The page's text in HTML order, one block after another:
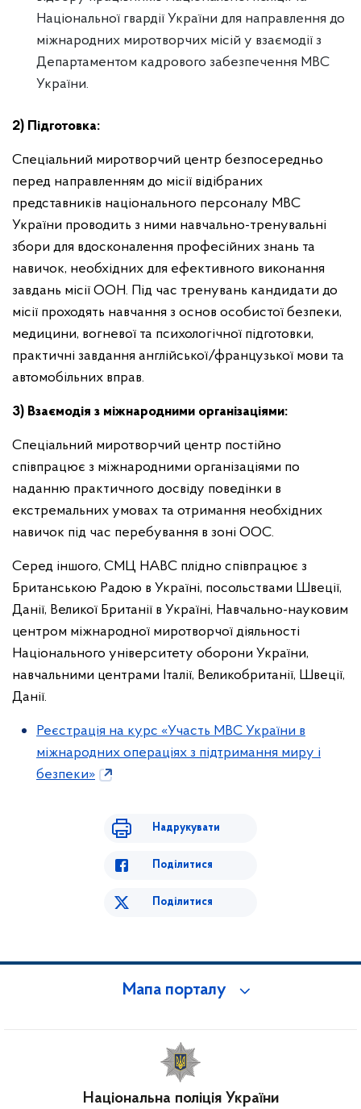
Національної гвардії України для направлення до
міжнародних миротворчих місій у взаємодії з
Департаментом кадрового забезпечення МВС
України.
2) Підготовка:
Спеціальний миротворчий центр безпосередньо
перед направленням до місії відібраних
представників національного персоналу МВС
України проводить з ними навчально-тренувальні
збори для вдосконалення професійних знань та
навичок, необхідних для ефективного виконання
завдань місії ООН. Під час тренувань кандидати до
місії проходять навчання з основ особистої безпеки,
медицини, вогневої та психологічної підготовки,
практичні завдання англійської/французької мови та
автомобільних вправ.
3) Взаємодія з міжнародними організаціями:
Спеціальний миротворчий центр постійно
співпрацює з міжнародними організаціями по
наданню практичного досвіду поведінки в
екстремальних умовах та отримання необхідних
навичок під час перебування в зоні ООС.
Серед іншого, СМЦ НАВС плідно співпрацює з
Британською Радою в Україні, посольствами Швеції,
Данії, Великої Британії в Україні, Навчально-науковим
центром міжнародної миротворчої діяльності
Національного університету оборони України,
навчальними центрами Італії, Великобританії, Швеції,
Данії.
Реєстрація на курс «Участь МВС України в
міжнародних операціях з підтримання миру і
безпеки»
Надрукувати
Поділитися
Поділитися
Мапа порталу
Національна поліція України